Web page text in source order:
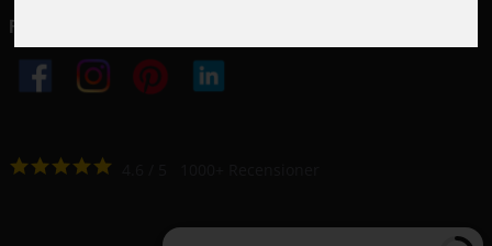
Følg os i dine kanaler